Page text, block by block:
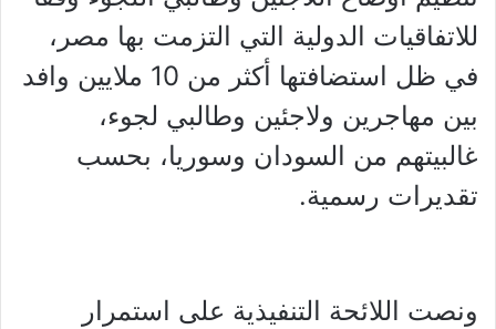
للاتفاقيات الدولية التي التزمت بها مصر،
في ظل استضافتها أكثر من 10 ملايين وافد
بين مهاجرين ولاجئين وطالبي لجوء،
غالبيتهم من السودان وسوريا، بحسب
تقديرات رسمية.
ونصت اللائحة التنفيذية على استمرار